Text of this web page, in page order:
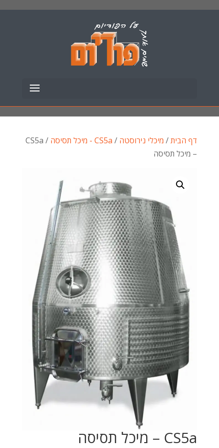
דף הבית/ מיכלי נירוסטה / CS5a - מיכל תסיסה
/ CS5a
– מיכל תסיסה
CS5a – מיכל תסיסה